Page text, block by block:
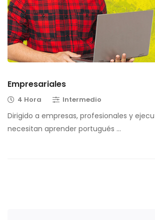
Empresariales
4 Hora Intermedio
Dirigido a empresas, profesionales y
necesitan aprender portugués …